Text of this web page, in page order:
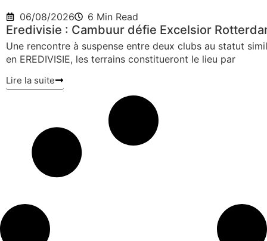
06/08/2026 6 Min Read
Eredivisie : Cambuur défie Excelsior
Une rencontre à suspense entre deux clubs au statut
en EREDIVISIE, les terrains constitueront le lieu par
Lire la suite